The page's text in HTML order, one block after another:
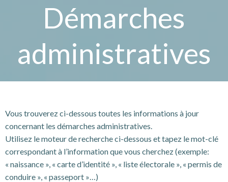
Démarches
administratives
Vous trouverez ci-dessous toutes les informations à jour
concernant les démarches administratives.
Utilisez le moteur de recherche ci-dessous et tapez le mot-clé
correspondant à l’information que vous cherchez (exemple:
« naissance », « carte d’identité », « liste électorale », « permis de
conduire », « passeport »…)